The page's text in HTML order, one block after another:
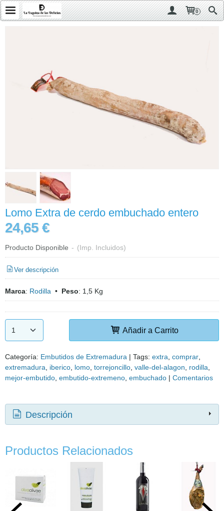
0
Lomo Extra de cerdo embuchado entero
24,65 €
Producto Disponible - (Imp. Incluidos)
Ver descripción
Marca: Rodilla • Peso: 1,5 Kg
Añadir a Carrito
Categoría: Embutidos de Extremadura | Tags: extra comprar
extremadura
iberico lomo torrejoncillo valle-del-alagon
rodilla
mejor-embutido embutido-extremeno embuchado | Comentarios
Descripción
Productos Relacionados